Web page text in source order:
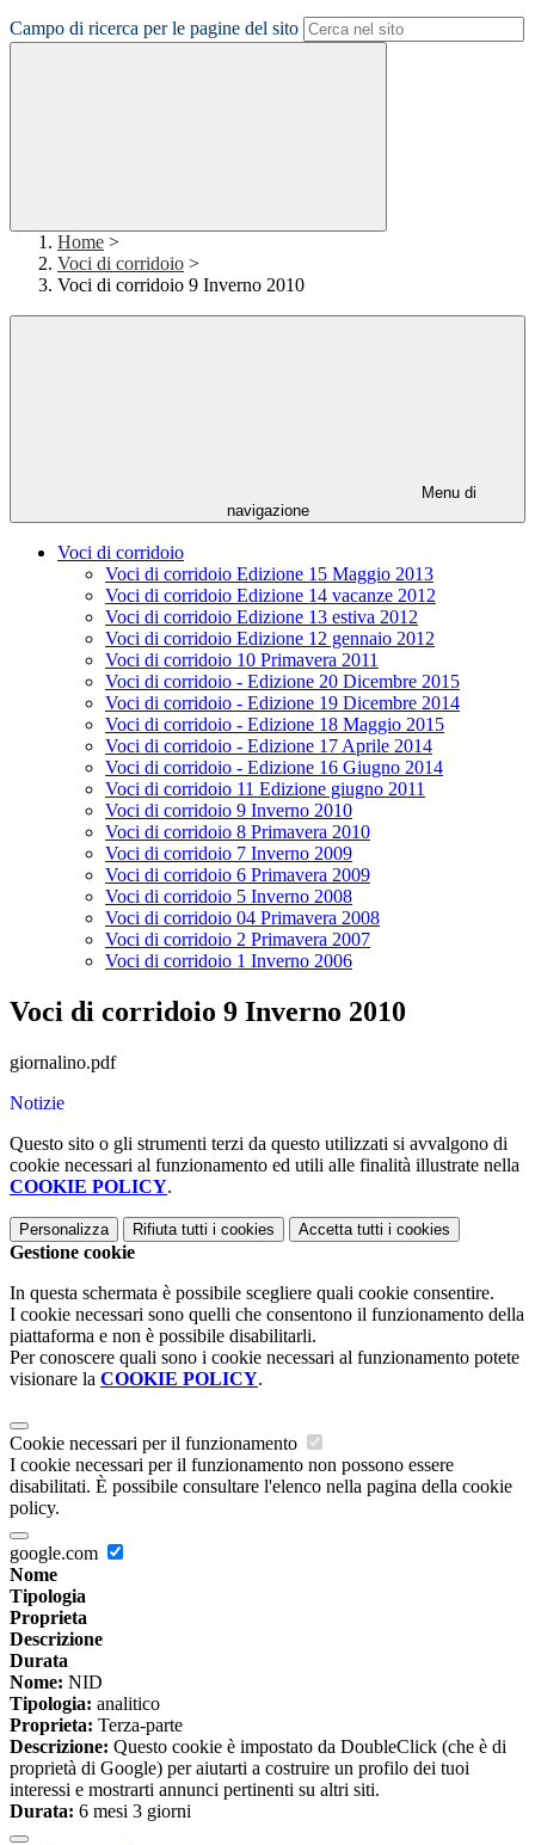
Campo di ricerca per le pagine del sito
Home >
Voci di corridoio >
Voci di corridoio 9 Inverno 2010
Menu di
navigazione
Voci di corridoio
Voci di corridoio Edizione 15 Maggio 2013
Voci di corridoio Edizione 14 vacanze 2012
Voci di corridoio Edizione 13 estiva 2012
Voci di corridoio Edizione 12 gennaio 2012
Voci di corridoio 10 Primavera 2011
Voci di corridoio - Edizione 20 Dicembre 2015
Voci di corridoio - Edizione 19 Dicembre 2014
Voci di corridoio - Edizione 18 Maggio 2015
Voci di corridoio - Edizione 17 Aprile 2014
Voci di corridoio - Edizione 16 Giugno 2014
Voci di corridoio 11 Edizione giugno 2011
Voci di corridoio 9 Inverno 2010
Voci di corridoio 8 Primavera 2010
Voci di corridoio 7 Inverno 2009
Voci di corridoio 6 Primavera 2009
Voci di corridoio 5 Inverno 2008
Voci di corridoio 04 Primavera 2008
Voci di corridoio 2 Primavera 2007
Voci di corridoio 1 Inverno 2006
Voci di corridoio 9 Inverno 2010
giornalino.pdf
Notizie
Questo sito o gli strumenti terzi da questo utilizzati si avvalgono di
cookie necessari al funzionamento ed utili alle finalità illustrate nella
COOKIE POLICY.
Personalizza Rifiuta tutti i cookies Accetta tutti i cookies
Gestione cookie
In questa schermata è possibile scegliere quali cookie consentire.
I cookie necessari sono quelli che consentono il funzionamento della
piattaforma e non è possibile disabilitarli.
Per conoscere quali sono i cookie necessari al funzionamento potete
visionare la COOKIE POLICY.
Cookie necessari per il funzionamento
I cookie necessari per il funzionamento non possono essere
disabilitati. È possibile consultare l'elenco nella pagina della cookie
policy.
google.com
Nome
Tipologia
Proprieta
Descrizione
Durata
Nome: NID
Tipologia: analitico
Proprieta: Terza-parte
Descrizione: Questo cookie è impostato da DoubleClick (che è di
proprietà di Google) per aiutarti a costruire un profilo dei tuoi
interessi e mostrarti annunci pertinenti su altri siti.
Durata: 6 mesi 3 giorni